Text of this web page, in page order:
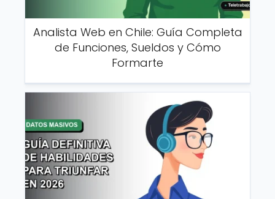
Analista Web en Chile: Guía Completa
de Funciones, Sueldos y Cómo
Formarte